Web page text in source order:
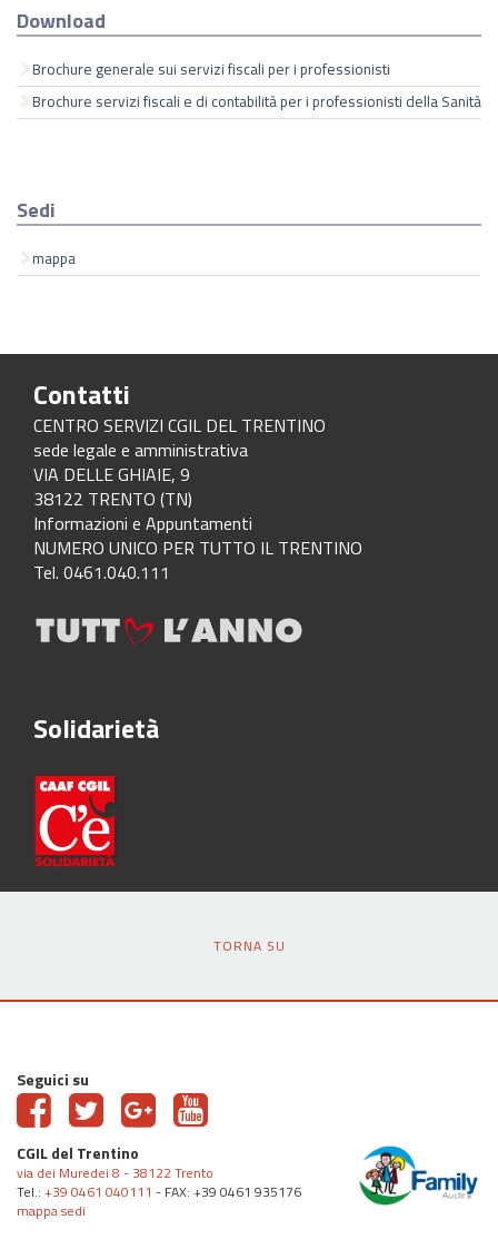
Download
Brochure generale sui servizi fiscali per i professionisti
Brochure servizi fiscali e di contabilità per i professionisti della Sanità
Sedi
mappa
Contatti
CENTRO SERVIZI CGIL DEL TRENTINO
sede legale e amministrativa
VIA DELLE GHIAIE, 9
38122 TRENTO (TN)
Informazioni e Appuntamenti
NUMERO UNICO PER TUTTO IL TRENTINO
Tel. 0461.040.111
Solidarietà
TORNA SU
Seguici su
CGIL del Trentino
via dei Muredei 8 - 38122 Trento
Tel.: +39 0461 040111 - FAX: +39 0461 935176
mappa sedi